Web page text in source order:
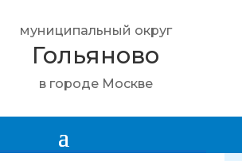
муниципальный округ
Гольяново
в городе Москве